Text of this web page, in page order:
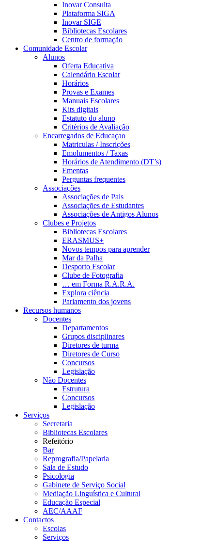
Inovar Consulta
Plataforma SIGA
Inovar SIGE
Bibliotecas Escolares
Centro de formação
Comunidade Escolar
Alunos
Oferta Educativa
Calendário Escolar
Horários
Provas e Exames
Manuais Escolares
Kits digitais
Estatuto do aluno
Critérios de Avaliação
Encarregados de Educaçao
Matriculas / Inscrições
Emolumentos / Taxas
Horários de Atendimento (DT’s)
Ementas
Perguntas frequentes
Associações
Associações de Pais
Associações de Estudantes
Associações de Antigos Alunos
Clubes e Projetos
Bibliotecas Escolares
ERASMUS+
Novos tempos para aprender
Mar da Palha
Desporto Escolar
Clube de Fotografia
… em Forma R.A.R.A.
Explora ciência
Parlamento dos jovens
Recursos humanos
Docentes
Departamentos
Grupos disciplinares
Diretores de turma
Diretores de Curso
Concursos
Legislação
Não Docentes
Estrutura
Concursos
Legislação
Serviços
Secretaria
Bibliotecas Escolares
Refeitório
Bar
Reprografia/Papelaria
Sala de Estudo
Psicologia
Gabinete de Serviço Social
Mediação Linguística e Cultural
Educação Especial
AEC/AAAF
Contactos
Escolas
Serviços